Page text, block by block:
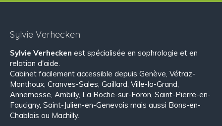
Sylvie Verhecken
Sylvie Verhecken est spécialisée en sophrologie et en
relation d'aide.
Cabinet facilement accessible depuis Genève, Vétraz-
Monthoux, Cranves-Sales, Gaillard, Ville-la-Grand,
Annemasse, Ambilly, La Roche-sur-Foron, Saint-Pierre-en-
Faucigny, Saint-Julien-en-Genevois mais aussi Bons-en-
Chablais ou Machilly.